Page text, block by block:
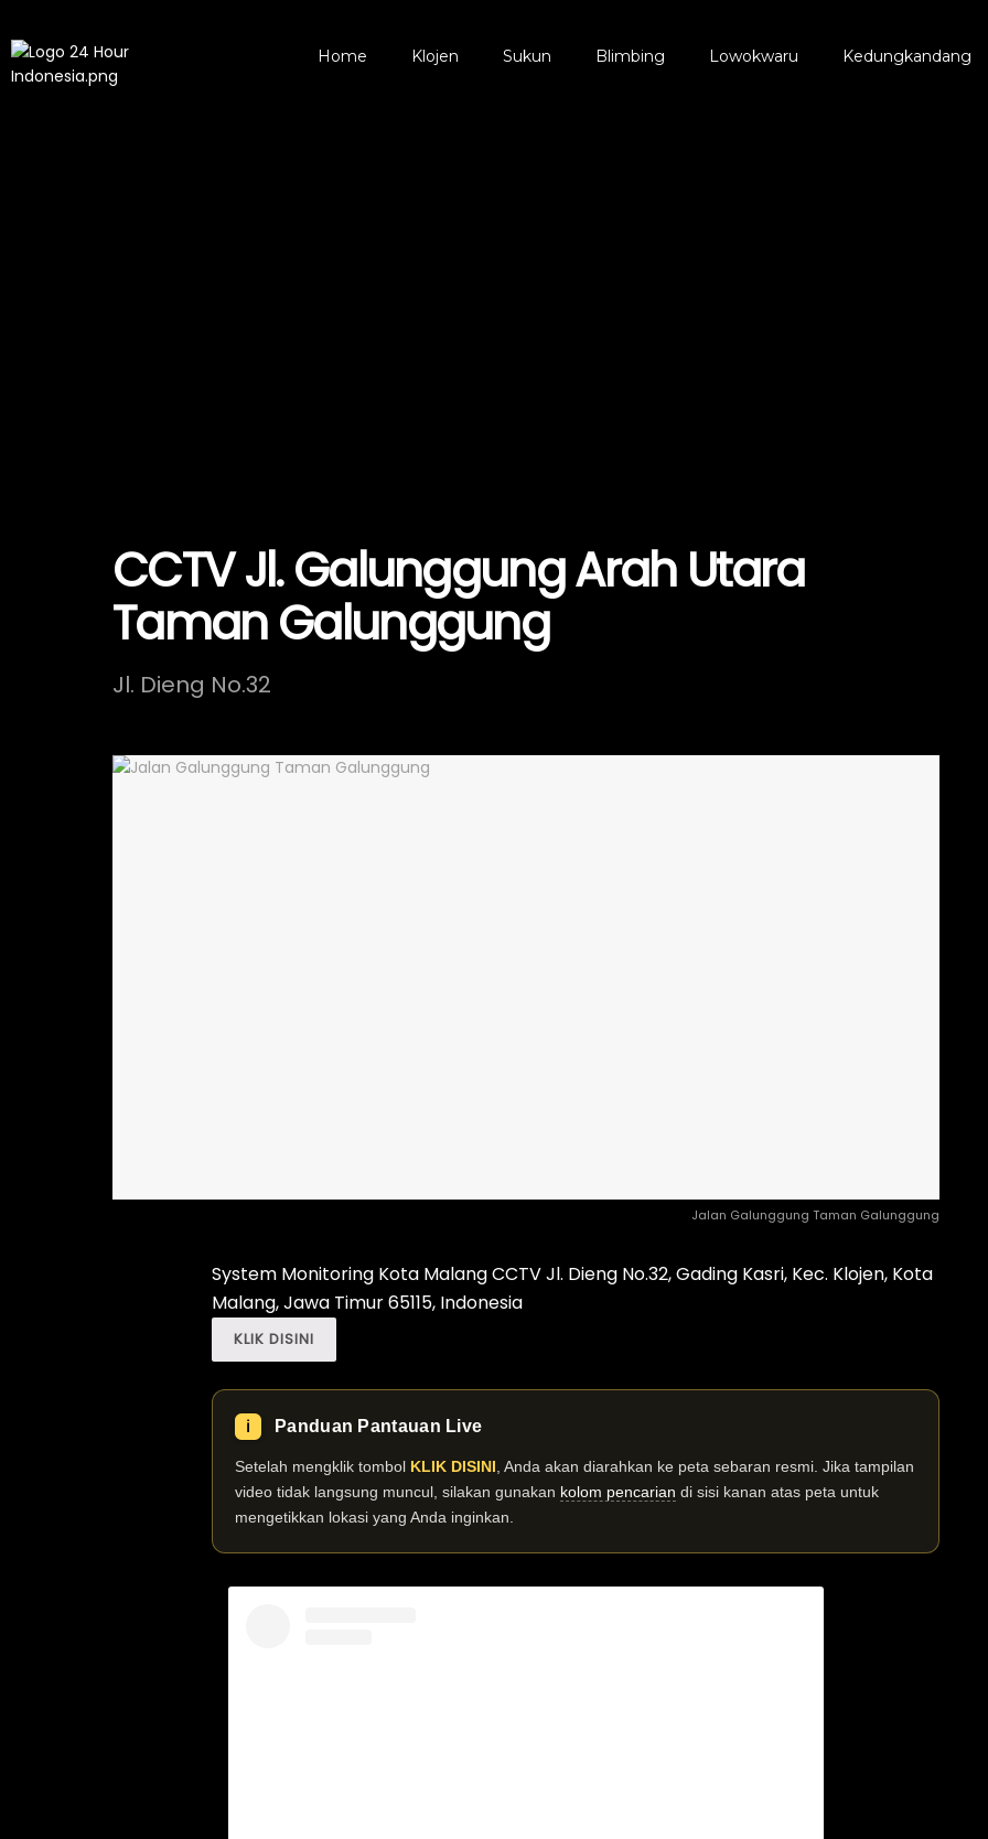
Home Klojen Sukun Blimbing Lowokwaru Kedungkandang
CCTV Jl. Galunggung Arah Utara
Taman Galunggung
Jl. Dieng No.32
Jalan Galunggung Taman Galunggung
System Monitoring Kota Malang CCTV Jl. Dieng No.32, Gading Kasri, Kec. Klojen, Kota
Malang, Jawa Timur 65115, Indonesia
KLIK DISINI
ℹ️ Panduan Pantauan Live
Setelah mengklik tombol KLIK DISINI , Anda akan diarahkan ke peta sebaran resmi. Jika tampilan
video tidak langsung muncul, silakan gunakan kolom pencarian di sisi kanan atas peta untuk
mengetikkan lokasi yang Anda inginkan.